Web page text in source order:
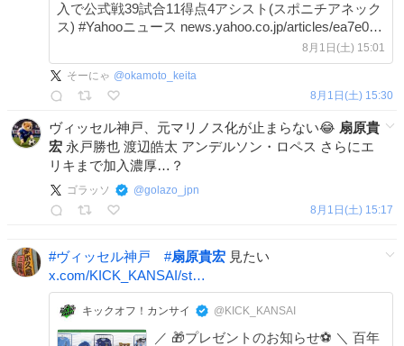
入で公式戦39試合11得点4アシスト(スポニチアネック
ス) #Yahooニュース news.yahoo.co.jp/articles/ea7e0…
8月1日(土) 15:01
そーにゃ @okamoto_keita
8月1日(土) 15:30
ヴィッセル神戸、元マリノス化が止まらない😂 扇原貴
宏 永戸勝也 渡辺皓太 アンデルソン・ロペス さらにエ
リキまで加入濃厚…？
ゴラッソ @golazo_jpn
8月1日(土) 15:17
#ヴィッセル神戸 #扇原貴宏 見たい
x.com/KICK_KANSAI/st…
キックオフ！カンサイ @KICK_KANSAI
／ 🎁プレゼントのお知らせ⚽ ＼ 百年